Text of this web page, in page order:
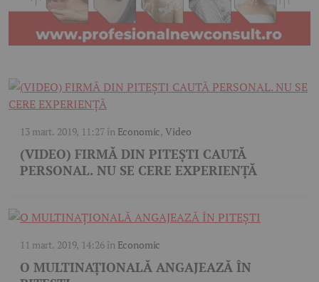
13 mart. 2019, 11:27în Economic,Video
(VIDEO) FIRMĂ DIN PITEȘTI CAUTĂ
PERSONAL. NU SE CERE EXPERIENȚĂ
11 mart. 2019, 14:26în Economic
O MULTINAȚIONALĂ ANGAJEAZĂ ÎN